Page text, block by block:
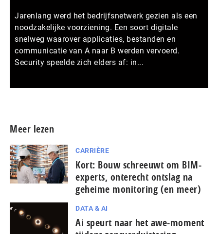
Jarenlang werd het bedrijfsnetwerk gezien als een
noodzakelijke voorziening. Een soort digitale
snelweg waarover applicaties, bestanden en
communicatie van A naar B werden vervoerd.
Security speelde zich elders af: in...
Meer lezen
CARRIÈRE
Kort: Bouw schreeuwt om BIM-
experts, onterecht ontslag na
geheime monitoring (en meer)
DATA & AI
Ai speurt naar het awe-moment